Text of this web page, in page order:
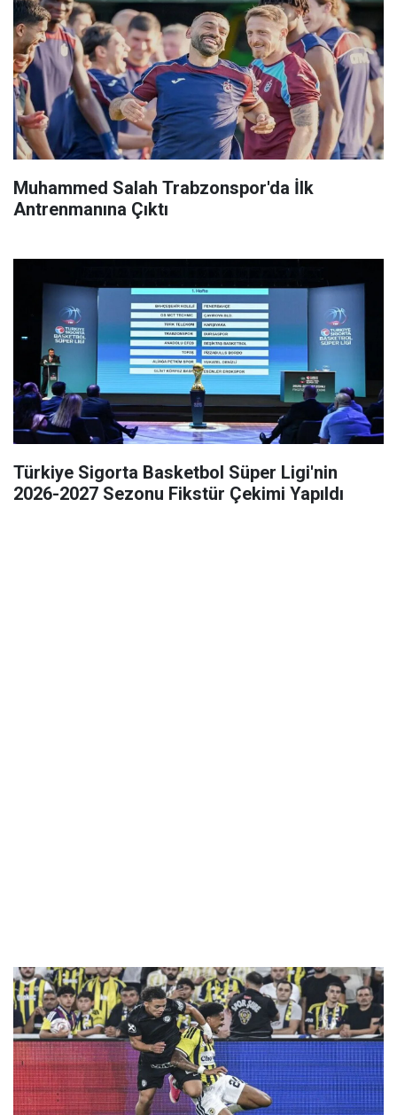
Muhammed Salah Trabzonspor'da İlk
Antrenmanına Çıktı
Türkiye Sigorta Basketbol Süper Ligi'nin
2026-2027 Sezonu Fikstür Çekimi Yapıldı